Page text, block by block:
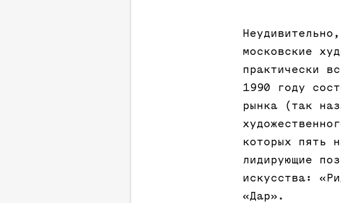
московские
практически
1990 году
рынка (так
которых пять
лидирующие
искусства:
«Дар».